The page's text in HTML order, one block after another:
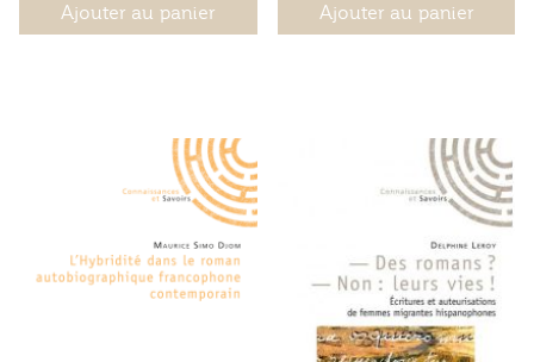
Ajouter au panier Ajouter au panier